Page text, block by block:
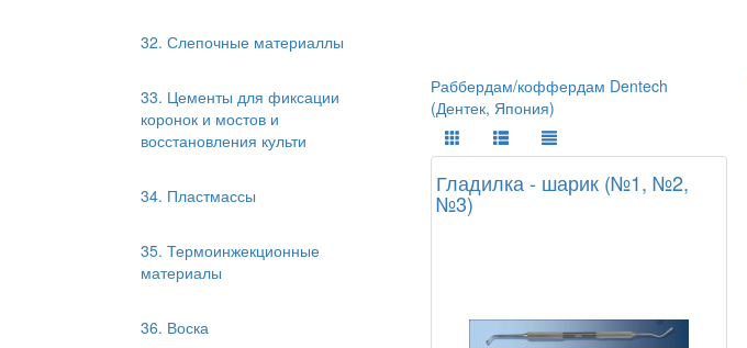
32. Слепочные материаллы
33. Цементы для фиксации
коронок и мостов и
восстановления культи
34. Пластмассы
35. Термоинжекционные
материалы
36. Воска
Раббердам/коффердам Dentech
(Дентек, Япония)
Гладилка - шарик (№1, №2,
№3)